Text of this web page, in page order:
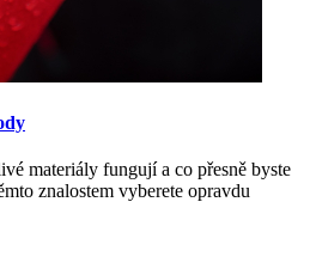
materiály fungují a co přesně byste
znalostem vyberete opravdu